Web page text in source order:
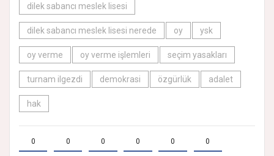
dilek sabancı meslek lisesi
dilek sabancı meslek lisesi nerede oy ysk
oy verme oy verme işlemleri seçim yasakları
turnam ilgezdi demokrasi özgürlük adalet
hak
0 0 0 0 0 0